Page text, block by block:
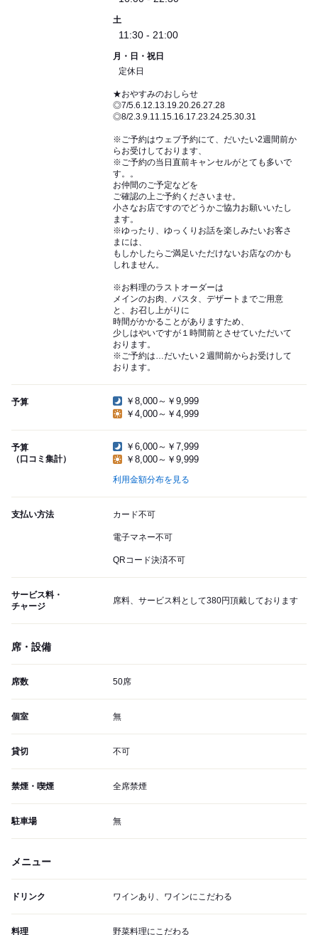
土
11:30 - 21:00
月・日・祝日
定休日
★おやすみのおしらせ
◎7/5.6.12.13.19.20.26.27.28
◎8/2.3.9.11.15.16.17.23.24.25.30.31
※ご予約はウェブ予約にて、だいたい2週間前か
らお受けしております、
※ご予約の当日直前キャンセルがとても多いで
す。。
お仲間のご予定などを
ご確認の上ご予約くださいませ。
小さなお店ですのでどうかご協力お願いいたし
ます。
※ゆったり、ゆっくりお話を楽しみたいお客さ
まには、
もしかしたらご満足いただけないお店なのかも
しれません。
※お料理のラストオーダーは
メインのお肉、パスタ、デザートまでご用意
と、お召し上がりに
時間がかかることがありますため、
少しはやいですが１時間前とさせていただいて
おります。
※ご予約は…だいたい２週間前からお受けして
おります。
予算
￥8,000～￥9,999
￥4,000～￥4,999
予算
（口コミ集計）
￥6,000～￥7,999
￥8,000～￥9,999
利用金額分布を見る
支払い方法 カード不可
電子マネー不可
QRコード決済不可
サービス料・
チャージ
席料、サービス料として380円頂戴しております
席・設備
席数 50席
個室 無
貸切 不可
禁煙・喫煙 全席禁煙
駐車場 無
メニュー
ドリンク ワインあり、ワインにこだわる
料理 野菜料理にこだわる